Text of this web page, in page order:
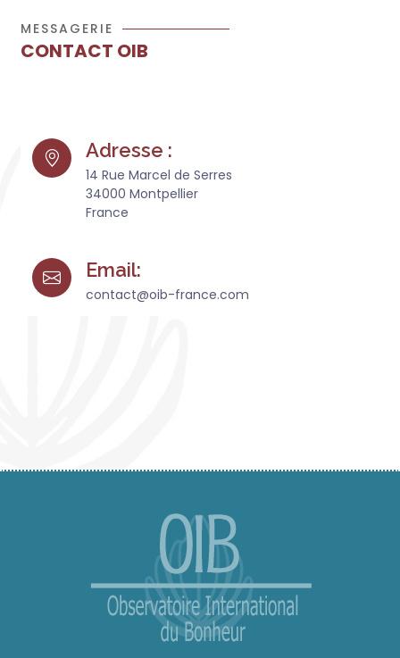
MESSAGERIE
CONTACT OIB
Adresse :
14 Rue Marcel de Serres
34000 Montpellier
France
Email:
contact@oib-france.com